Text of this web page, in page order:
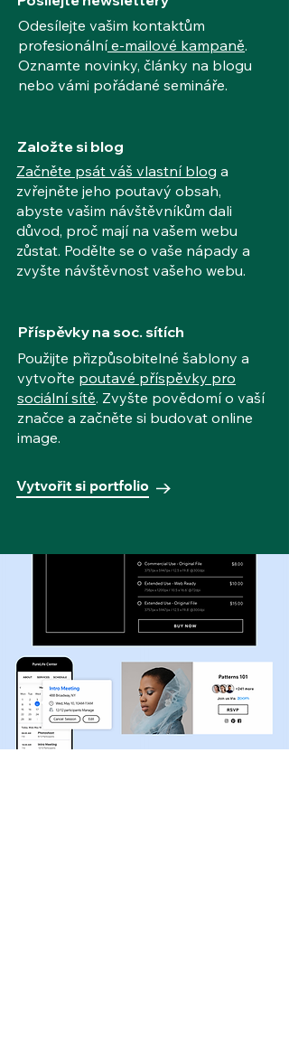
Odesílejte vašim kontaktům
profesionálníe-mailové kampaně.
Oznamte novinky, články na blogu
nebo vámi pořádané semináře.
Založte si blog
Začněte psát váš vlastní blog a
zvřejněte jeho poutavý obsah,
abyste vašim návštěvníkům dali
důvod, proč mají na vašem webu
zůstat. Podělte se o vaše nápady a
zvyšte návštěvnost vašeho webu.
Příspěvky na soc. sítích
Použijte přizpůsobitelné šablony a
vytvořte poutavé příspěvky pro
sociální sítě. Zvyšte povědomí o vaší
značce a začněte si budovat online
image.
Vytvořit si portfolio